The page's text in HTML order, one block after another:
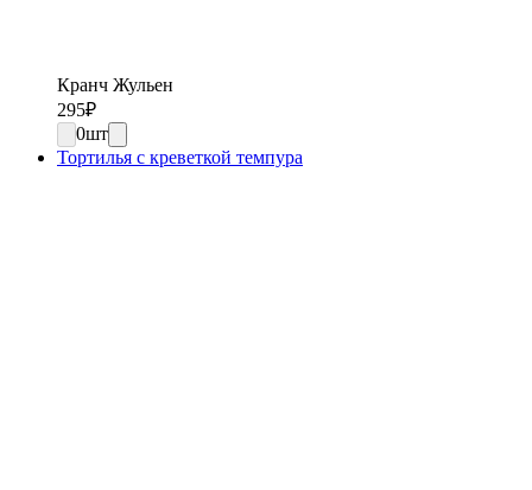
Кранч Жульен
295₽
0шт
Тортилья с креветкой темпура